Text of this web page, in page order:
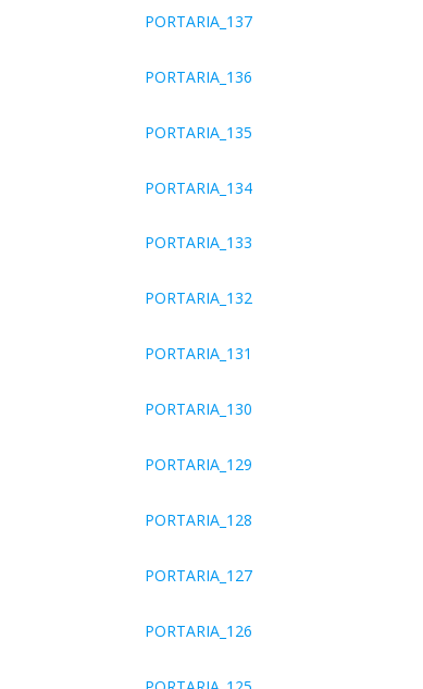
PORTARIA_137
PORTARIA_136
PORTARIA_135
PORTARIA_134
PORTARIA_133
PORTARIA_132
PORTARIA_131
PORTARIA_130
PORTARIA_129
PORTARIA_128
PORTARIA_127
PORTARIA_126